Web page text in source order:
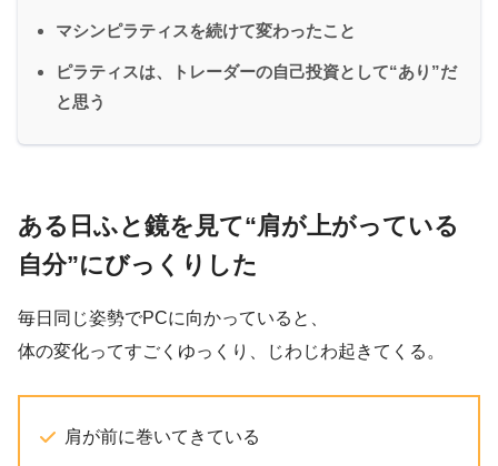
マシンピラティスを続けて変わったこと
ピラティスは、トレーダーの自己投資として“あり”だ
と思う
ある日ふと鏡を見て“肩が上がっている
自分”にびっくりした
毎日同じ姿勢でPCに向かっていると、
体の変化ってすごくゆっくり、じわじわ起きてくる。
肩が前に巻いてきている